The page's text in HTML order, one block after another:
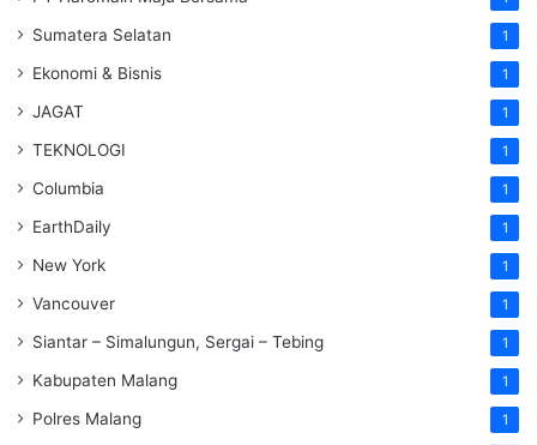
Sumatera Selatan 1
Ekonomi & Bisnis 1
JAGAT 1
TEKNOLOGI 1
Columbia 1
EarthDaily 1
New York 1
Vancouver 1
Siantar – Simalungun, Sergai – Tebing 1
Kabupaten Malang 1
Polres Malang 1